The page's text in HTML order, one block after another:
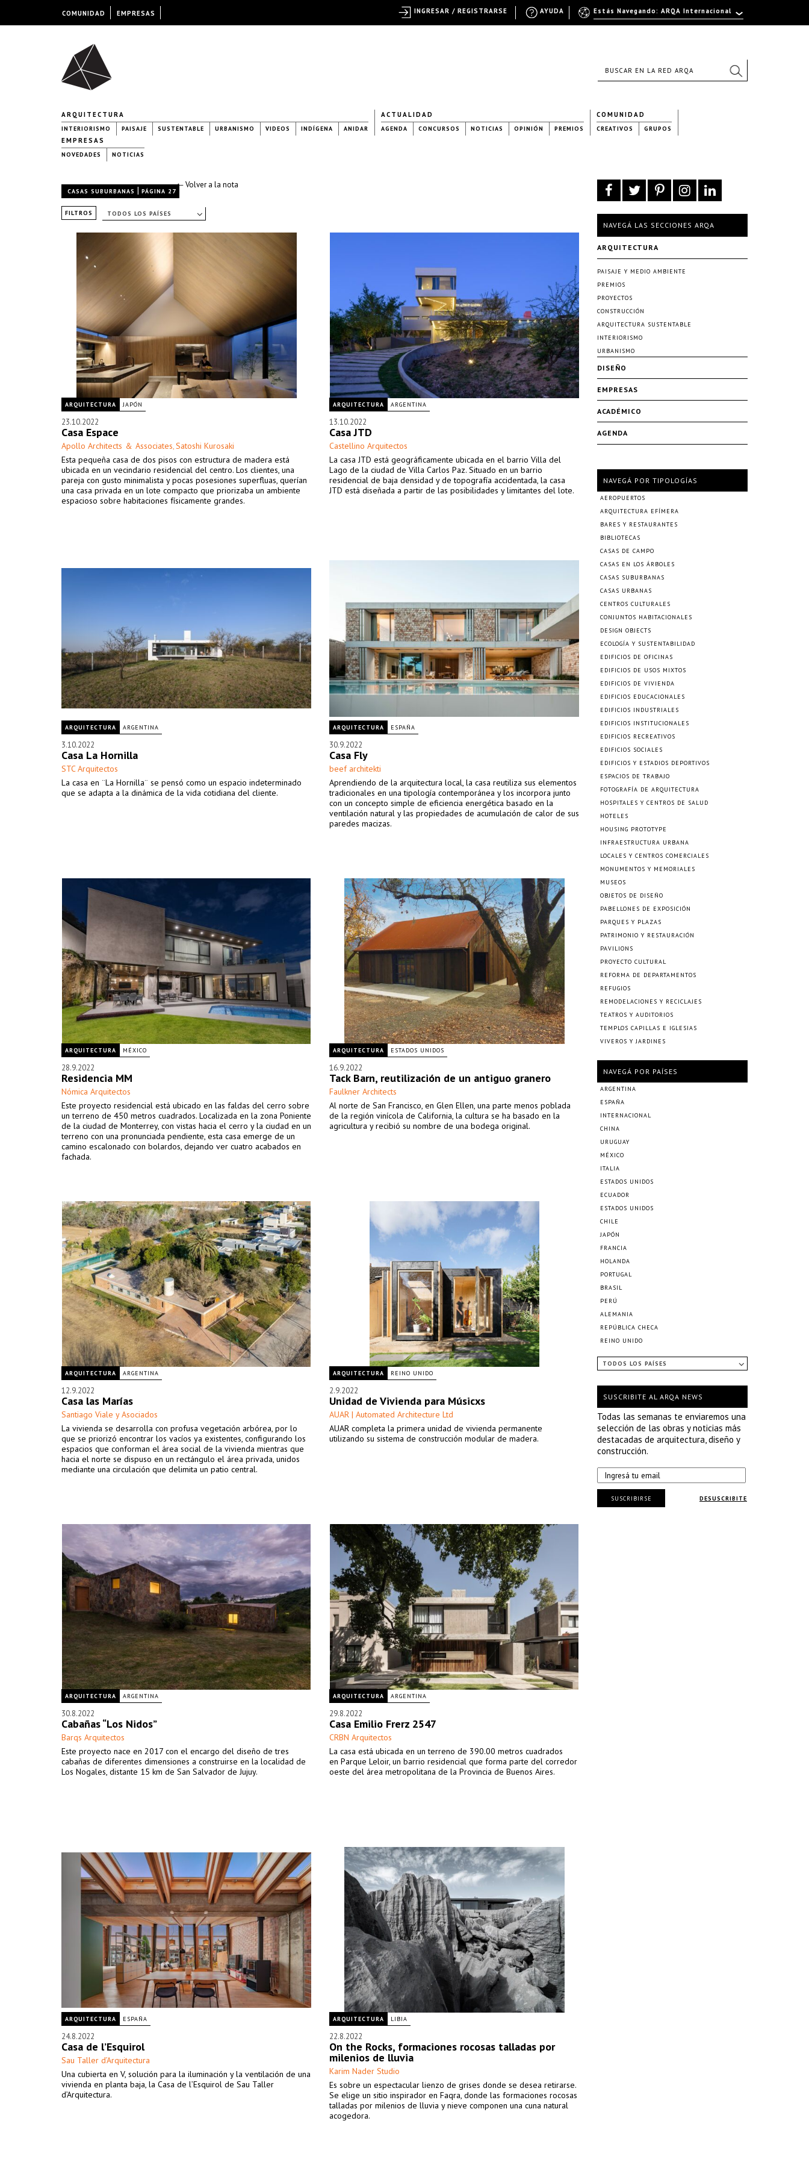
ARQUITECTURA
INTERIORISMO PAISAJE SUSTENTABLE URBANISMO VIDEOS INDÍGENA ANIDAR
ACTUALIDAD
AGENDA CONCURSOS NOTICIAS OPINIÓN PREMIOS
COMUNIDAD
CREATIVOS GRUPOS
EMPRESAS
NOVEDADES NOTICIAS
← Volver a la nota
CASAS SUBURBANAS | PÁGINA 27
FILTROS TODOS LOS PAÍSES
ARQUITECTURA JAPÓN
23.10.2022
Casa Espace
Apollo Architects ＆ Associates, Satoshi Kurosaki
Esta pequeña casa de dos pisos con estructura de madera está
ubicada en un vecindario residencial del centro. Los clientes, una
pareja con gusto minimalista y pocas posesiones superfluas, querían
una casa privada en un lote compacto que priorizaba un ambiente
espacioso sobre habitaciones físicamente grandes.
ARQUITECTURA ARGENTINA
13.10.2022
Casa JTD
Castellino Arquitectos
La casa JTD está geográficamente ubicada en el barrio Villa del
Lago de la ciudad de Villa Carlos Paz. Situado en un barrio
residencial de baja densidad y de topografía accidentada, la casa
JTD está diseñada a partir de las posibilidades y limitantes del lote.
ARQUITECTURA ARGENTINA
3.10.2022
Casa La Hornilla
STC Arquitectos
La casa en ¨La Hornilla¨ se pensó como un espacio indeterminado
que se adapta a la dinámica de la vida cotidiana del cliente.
ARQUITECTURA ESPAÑA
30.9.2022
Casa Fly
beef architekti
Aprendiendo de la arquitectura local, la casa reutiliza sus elementos
tradicionales en una tipología contemporánea y los incorpora junto
con un concepto simple de eficiencia energética basado en la
ventilación natural y las propiedades de acumulación de calor de sus
paredes macizas.
ARQUITECTURA MÉXICO
28.9.2022
Residencia MM
Nómica Arquitectos
Este proyecto residencial está ubicado en las faldas del cerro sobre
un terreno de 450 metros cuadrados. Localizada en la zona Poniente
de la ciudad de Monterrey, con vistas hacia el cerro y la ciudad en un
terreno con una pronunciada pendiente, esta casa emerge de un
camino escalonado con bolardos, dejando ver cuatro acabados en
fachada.
ARQUITECTURA ESTADOS UNIDOS
16.9.2022
Tack Barn, reutilización de un antiguo granero
Faulkner Architects
Al norte de San Francisco, en Glen Ellen, una parte menos poblada
de la región vinícola de California, la cultura se ha basado en la
agricultura y recibió su nombre de una bodega original.
ARQUITECTURA ARGENTINA
12.9.2022
Casa las Marías
Santiago Viale y Asociados
La vivienda se desarrolla con profusa vegetación arbórea, por lo
que se priorizó encontrar los vacíos ya existentes, configurando los
espacios que conforman el área social de la vivienda mientras que
hacia el norte se dispuso en un rectángulo el área privada, unidos
mediante una circulación que delimita un patio central.
ARQUITECTURA REINO UNIDO
2.9.2022
Unidad de Vivienda para Músicxs
AUAR | Automated Architecture Ltd
AUAR completa la primera unidad de vivienda permanente
utilizando su sistema de construcción modular de madera.
ARQUITECTURA ARGENTINA
30.8.2022
Cabañas “Los Nidos”
Barqs Arquitectos
Este proyecto nace en 2017 con el encargo del diseño de tres
cabañas de diferentes dimensiones a construirse en la localidad de
Los Nogales, distante 15 km de San Salvador de Jujuy.
ARQUITECTURA ARGENTINA
29.8.2022
Casa Emilio Frerz 2547
CRBN Arquitectos
La casa está ubicada en un terreno de 390.00 metros cuadrados
en Parque Leloir, un barrio residencial que forma parte del corredor
oeste del área metropolitana de la Provincia de Buenos Aires.
ARQUITECTURA ESPAÑA
24.8.2022
Casa de l’Esquirol
Sau Taller d’Arquitectura
Una cubierta en V, solución para la iluminación y la ventilación de una
vivienda en planta baja, la Casa de l’Esquirol de Sau Taller
d’Arquitectura.
ARQUITECTURA LIBIA
22.8.2022
On the Rocks, formaciones rocosas talladas por
milenios de lluvia
Karim Nader Studio
Es sobre un espectacular lienzo de grises donde se desea retirarse.
Se elige un sitio inspirador en Faqra, donde las formaciones rocosas
talladas por milenios de lluvia y nieve componen una cuna natural
acogedora.
NAVEGÁ LAS SECCIONES ARQA
ARQUITECTURA
PAISAJE Y MEDIO AMBIENTE
PREMIOS
PROYECTOS
CONSTRUCCIÓN
ARQUITECTURA SUSTENTABLE
INTERIORISMO
URBANISMO
DISEÑO
EMPRESAS
ACADÉMICO
AGENDA
NAVEGÁ POR TIPOLOGÍAS
AEROPUERTOS
ARQUITECTURA EFÍMERA
BARES Y RESTAURANTES
BIBLIOTECAS
CASAS DE CAMPO
CASAS EN LOS ÁRBOLES
CASAS SUBURBANAS
CASAS URBANAS
CENTROS CULTURALES
CONJUNTOS HABITACIONALES
DESIGN OBJECTS
ECOLOGÍA Y SUSTENTABILIDAD
EDIFICIOS DE OFICINAS
EDIFICIOS DE USOS MIXTOS
EDIFICIOS DE VIVIENDA
EDIFICIOS EDUCACIONALES
EDIFICIOS INDUSTRIALES
EDIFICIOS INSTITUCIONALES
EDIFICIOS RECREATIVOS
EDIFICIOS SOCIALES
EDIFICIOS Y ESTADIOS DEPORTIVOS
ESPACIOS DE TRABAJO
FOTOGRAFÍA DE ARQUITECTURA
HOSPITALES Y CENTROS DE SALUD
HOTELES
HOUSING PROTOTYPE
INFRAESTRUCTURA URBANA
LOCALES Y CENTROS COMERCIALES
MONUMENTOS Y MEMORIALES
MUSEOS
OBJETOS DE DISEÑO
PABELLONES DE EXPOSICIÓN
PARQUES Y PLAZAS
PATRIMONIO Y RESTAURACIÓN
PAVILIONS
PROYECTO CULTURAL
REFORMA DE DEPARTAMENTOS
REFUGIOS
REMODELACIONES Y RECICLAJES
TEATROS Y AUDITORIOS
TEMPLOS CAPILLAS E IGLESIAS
VIVEROS Y JARDINES
NAVEGÁ POR PAÍSES
ARGENTINA
ESPAÑA
INTERNACIONAL
CHINA
URUGUAY
MÉXICO
ITALIA
ESTADOS UNIDOS
ECUADOR
ESTADOS UNIDOS
CHILE
JAPÓN
FRANCIA
HOLANDA
PORTUGAL
BRASIL
PERÚ
ALEMANIA
REPÚBLICA CHECA
REINO UNIDO
TODOS LOS PAÍSES
SUSCRIBITE AL ARQA NEWS
Todas las semanas te enviaremos una
selección de las obras y noticias más
destacadas de arquitectura, diseño y
construcción.
DESUSCRIBITE
SUSCRIBIRSE
COMUNIDAD EMPRESAS Estás Navegando: ARQA Internacional
AYUDA
INGRESAR / REGISTRARSE